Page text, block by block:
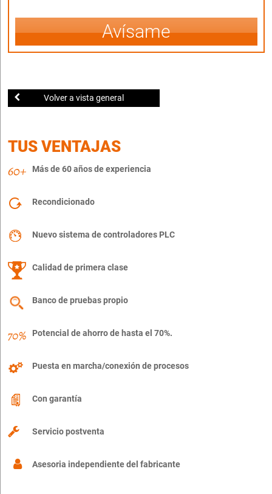
Avísame
Volver a vista general
TUS VENTAJAS
Más de 60 años de experiencia
Recondicionado
Nuevo sistema de controladores PLC
Calidad de primera clase
Banco de pruebas propio
Potencial de ahorro de hasta el 70%.
Puesta en marcha/conexión de procesos
Con garantía
Servicio postventa
Asesoria independiente del fabricante